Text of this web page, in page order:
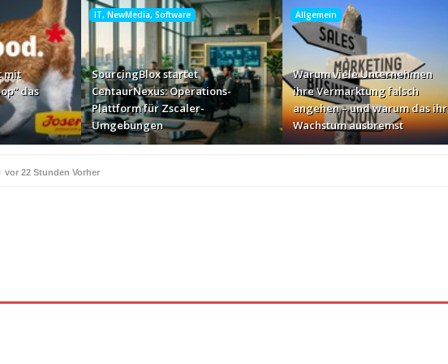
mit
das
IT, NewMedia, Software
SourcingBlox startet
CentaurNexus: Operations-
Plattform für Zscaler-
Umgebungen
Allgemein
Warum viele Unternehmen
ihre Vermarktung falsch
angehen – und warum das ihr
Wachstum ausbremst
vor 22 Stunden Vorher
warum das ihr Wachstum ausbremst
AI-Projekten